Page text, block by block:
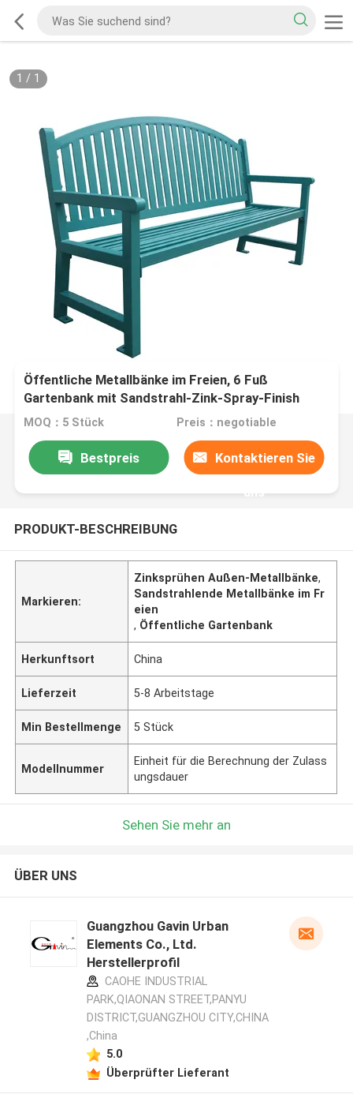
1 / 1
Öffentliche Metallbänke im Freien, 6 Fuß
Gartenbank mit Sandstrahl-Zink-Spray-Finish
MOQ：5 Stück Preis：negotiable
Bestpreis Kontaktieren Sie
uns
PRODUKT-BESCHREIBUNG
Markieren:
Zinksprühen Außen-Metallbänke,
Sandstrahlende Metallbänke im Fr
eien
, Öffentliche Gartenbank
Herkunftsort China
Lieferzeit 5-8 Arbeitstage
Min Bestellmenge 5 Stück
Modellnummer
Einheit für die Berechnung der Zulass
ungsdauer
Sehen Sie mehr an
ÜBER UNS
Guangzhou Gavin Urban
Elements Co., Ltd.
Herstellerprofil
CAOHE INDUSTRIAL
PARK,QIAONAN STREET,PANYU
DISTRICT,GUANGZHOU CITY,CHINA
,China
5.0
Überprüfter Lieferant